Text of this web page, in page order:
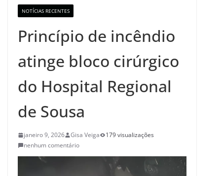
NOTÍCIAS RECENTES
Princípio de incêndio
atinge bloco cirúrgico
do Hospital Regional
de Sousa
janeiro 9, 2026 Gisa Veiga
179 visualizações
nenhum comentário